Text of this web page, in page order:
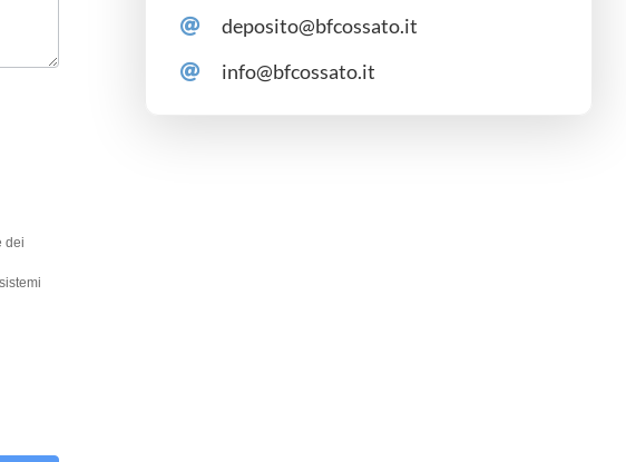
dei
deposito@bfcossato.it
info@bfcossato.it